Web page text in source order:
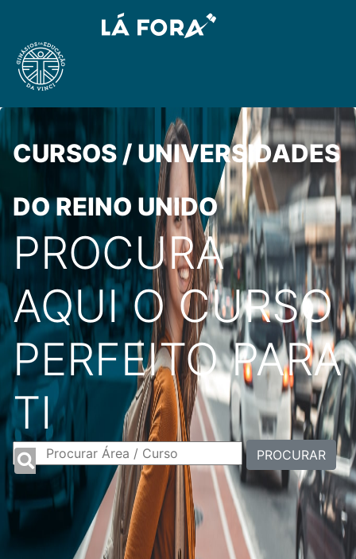
CURSOS / UNIVERSIDADES
DO REINO UNIDO
PROCURA
AQUI O CURSO
PERFEITO PARA
TI
PROCURAR